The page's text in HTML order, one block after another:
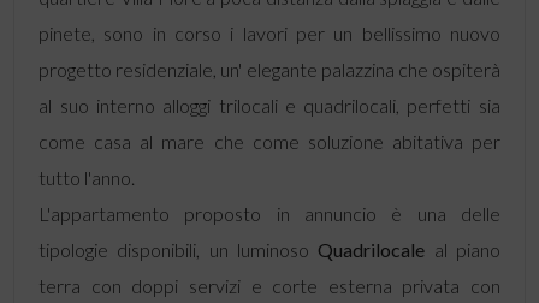
pinete, sono in corso i lavori per un bellissimo nuovo
progetto residenziale, un' elegante palazzina che ospiterà
al suo interno alloggi trilocali e quadrilocali, perfetti sia
come casa al mare che come soluzione abitativa per
tutto l'anno.
L'appartamento proposto in annuncio è una delle
tipologie disponibili, un luminoso Quadrilocale al piano
terra con doppi servizi e corte esterna privata con